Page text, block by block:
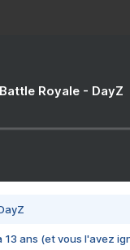
Royale - DayZ
13 ans (et vous l'avez